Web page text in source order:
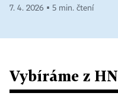
7. 4. 2026 ▪ 5 min. čtení
Vybíráme z HN